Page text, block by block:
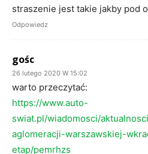
straszenie jest takie jakby pod
Odpowiedz
gośc
26 lutego 2020 W 15:02
warto przeczytać:
https://www.auto-
swiat.pl/wiadomosci/
aglomeracji-warszawskiej-
etap/pemrhzs